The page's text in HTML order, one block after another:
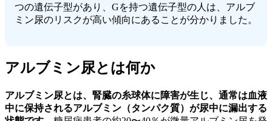
つの遺伝子型があり、Gを持つ遺伝子型の人は、アルブ
ミン尿のリスクが高い傾向にあることが分かりました。
アルブミン尿とは何か
アルブミン尿とは、腎臓の糸球体に障害が生じ、通常は血液
中に保持されるアルブミン（タンパク質）が尿中に漏出する